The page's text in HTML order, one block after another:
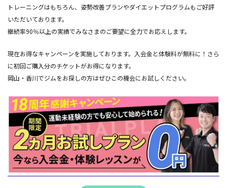
トレーニングはもちろん、姿勢改善プランやダイエットプログラムもご好評
いただいております。
継続率90％以上の実績でみなさまのご要望に全力でお応えします。
現在お得なキャンペーンを実施しております。入会金と体験料が無料に！さら
に初回ご購入分のチケットがお得になります。
岡山・香川でジムをお探しの方はぜひこの機会にお試しください。